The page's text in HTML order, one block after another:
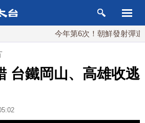
今年第6次！朝鮮發射彈道導彈
台鐵岡山、高雄收逃